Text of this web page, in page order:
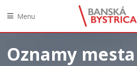
obsah
Menu
Oznamy mesta